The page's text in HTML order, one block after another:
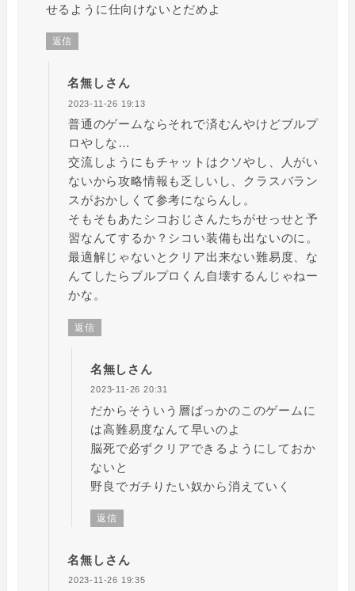
せるように仕向けないとだめよ
返信
名無しさん
2023-11-26 19:13
普通のゲームならそれで済むんやけどブルプ
ロやしな…
交流しようにもチャットはクソやし、人がい
ないから攻略情報も乏しいし、クラスバラン
スがおかしくて参考にならんし。
そもそもあたシコおじさんたちがせっせと予
習なんてするか？シコい装備も出ないのに。
最適解じゃないとクリア出来ない難易度、な
んてしたらブルプロくん自壊するんじゃねー
かな。
返信
名無しさん
2023-11-26 20:31
だからそういう層ばっかのこのゲームに
は高難易度なんて早いのよ
脳死で必ずクリアできるようにしておか
ないと
野良でガチりたい奴から消えていく
返信
名無しさん
2023-11-26 19:35